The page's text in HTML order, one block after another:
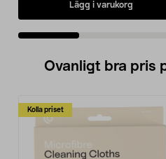
Lägg i varukorg
Ovanligt bra pris
Kolla priset